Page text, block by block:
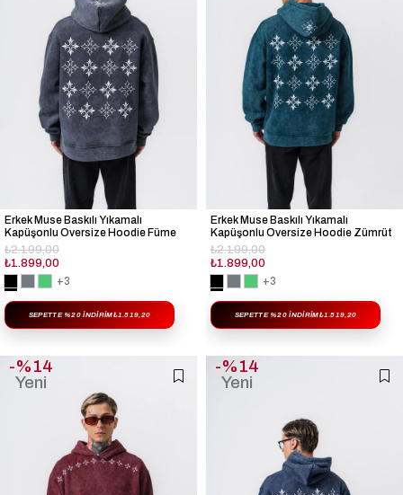
Erkek Muse Baskılı Yıkamalı
Kapüşonlu Oversize Hoodie Füme
₺1.899,00
₺2.199,00
+3
SEPETTE %20 İNDIRIM₺1.519,20
Erkek Muse Baskılı Yıkamalı
Kapüşonlu Oversize Hoodie Zümrüt
₺1.899,00
₺2.199,00
+3
SEPETTE %20 İNDIRIM₺1.519,20
%14
Yeni
%14
Yeni